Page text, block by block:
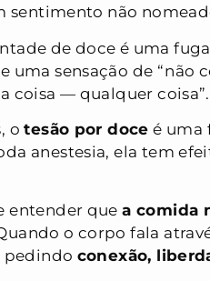
sentimento não
de doce é uma
uma sensação de “não
coisa — qualquer coisa”.
otesão por doce é uma
anestesia, ela tem
entender quea comida
o corpo fala
pedindo conexão,